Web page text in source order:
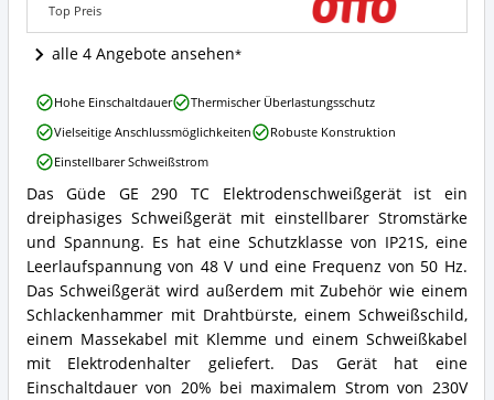
dieses
Elektroden-
Schweißgerät
Top Preis
alle 4 Angebote ansehen
Güde
GE
290
TC
Zusammenfassung:
Was
bietet
dieses
Elektroden-
Schweißgerät?
Das Güde GE 290 TC Elektrodenschweißgerät ist ein
dreiphasiges Schweißgerät mit einstellbarer Stromstärke
und Spannung. Es hat eine Schutzklasse von IP21S, eine
Leerlaufspannung von 48 V und eine Frequenz von 50 Hz.
Das Schweißgerät wird außerdem mit Zubehör wie einem
Schlackenhammer mit Drahtbürste, einem Schweißschild,
einem Massekabel mit Klemme und einem Schweißkabel
mit Elektrodenhalter geliefert. Das Gerät hat eine
Einschaltdauer von 20% bei maximalem Strom von 230V
Güde
GE
290
TC
Vorteile:
Was
spricht
für
dieses
Elektroden-
Schweißgerät?
Hohe Einschaltdauer
Thermischer Überlastungsschutz
Vielseitige Anschlussmöglichkeiten
Robuste Konstruktion
Einstellbarer Schweißstrom